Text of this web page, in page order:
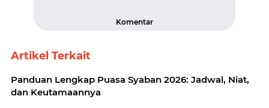
Komentar
Artikel Terkait
Panduan Lengkap Puasa Syaban 2026: Jadwal, Niat,
dan Keutamaannya